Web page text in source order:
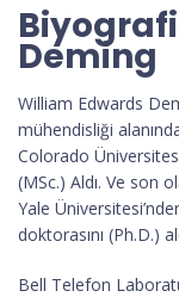
Deming
William Edwards
mühendisliği
Colorado
(MSc.) Aldı. Ve son
Yale
doktorasını (Ph.D.)
Bell Telefon